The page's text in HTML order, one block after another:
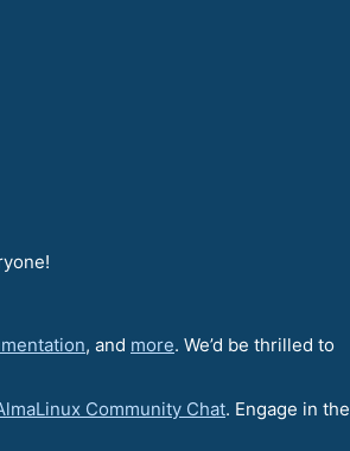
, and more. We’d be thrilled to
Community Chat. Engage in the